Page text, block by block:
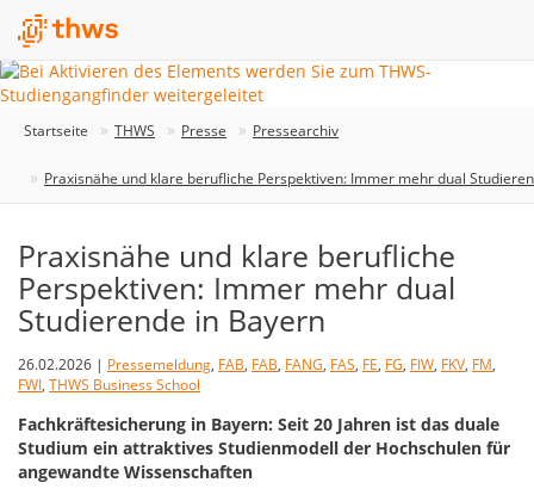
Startseite THWS Presse Pressearchiv
Praxisnähe und klare berufliche Perspektiven: Immer mehr dual
Praxisnähe und klare berufliche
Perspektiven: Immer mehr dual
Studierende in Bayern
26.02.2026 | Pressemeldung, FAB, FAB, FANG, FAS, FE, FG, FIW, FKV, FM,
FWI, THWS Business School
Fachkräftesicherung in Bayern: Seit 20 Jahren ist das duale
Studium ein attraktives Studienmodell der Hochschulen für
angewandte Wissenschaften